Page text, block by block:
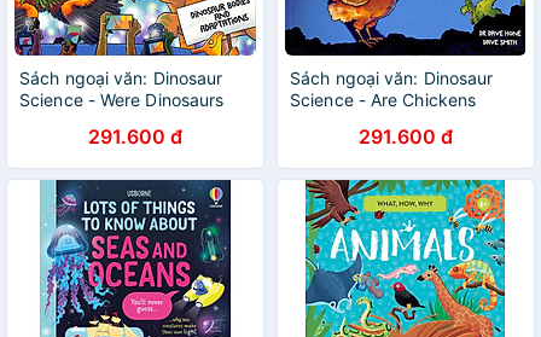
Sách ngoại văn: Dinosaur
Science - Were Dinosaurs
291.600 đ
Sách ngoại văn: Dinosaur
Science - Are Chickens
291.600 đ